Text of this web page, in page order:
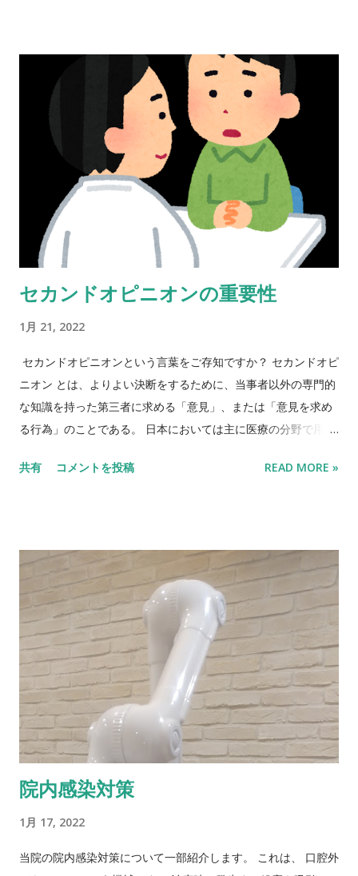
間を十分にとり、仮歯とほぼ同じ形の差し歯を入れて完成した
ため、患者様の装着後の違和感がなく、歯の形もイメージ通り
になりました。 患者...
少なく、治療の跡ない方 ホワイトニング 治療の経験の無い方
若年者の方が、歯の内部の黄色部分が薄いため白くなる期間は
早いです。 ただ、高齢の方でも、ホームホワイトニングで時間
をかけて白くして、さらにオフィスホワイトニングで仕上げる
と高い効果があります。 年齢により、治療効果の出る期間に差
はありますが、最終的な治療効果には差はほぼありません。 詰
め物や被せ物等の治療の跡は ホワイトニング 効果が出ないた
め、自身の歯の部分が多い方ほど効果があります。 治療な跡が
多い方の場合、先に ホワイトニング 治療を行い、最終的には、
ホワイトニング 治療で白くなった歯に合わせて、白い詰め物や
被せ物を作るという手法をとります。 違和感なく統一感のある
を繰り返している方は、脱色しきれているケースもあり、 ホワ
イトニング 治療を行っても、あまり変化がない事があります。
クリニックで初めて ホワイトニング 治療を受ける方の方が効果
があります。 患者様の既往歴を確認した上で、効果が見込める
かどうかを説明します。 当院では、患者様のご希望や状況に応
相談ください。 当院のホワイトニングはこちら～
セカンドオピニオンの重要性
1月 21, 2022
セカンドオピニオンという言葉をご存知ですか？ セカンドオピ
ニオン とは、よりよい決断をするために、当事者以外の専門的
な知識を持った第三者に求める「意見」、または「意見を求め
る行為」のことである。 日本においては主に医療の分野で用い
ます。 当院の患者様には、状況に応じて積極的に セカンドオピ
見を聞いたり、専門的な治療をお願いします。 二つ目は、 歯科
医師である私自身は、患者様の診断や治療方針に確信を持って
いますが、別の歯科医師のお話しを聞いてもらい、患者様が納
得した上での治療を目指す場合です。 歯を削る、歯を抜く、神
経を取るなどの医療行為は後戻り出来きません。 したがって、
後悔しないような治療計画を立て、治療を行う事はとても重要
になってきます。 患者様自身の判断で セカンドオピニオン を
とり、その上で当院の治療方針について協議、検討する事も適
切であると考えています。 様々な意見を聞いて、結果として最
適な歯科医療を受ける可能性を高める セカンドオピニオン を是
非ご活用ください。 柏木ミモザ歯科クリニックはこちら～
共有 コメントを投稿 READ MORE »
院内感染対策
1月 17, 2022
当院の院内感染対策について一部紹介します。 これは、 口腔外